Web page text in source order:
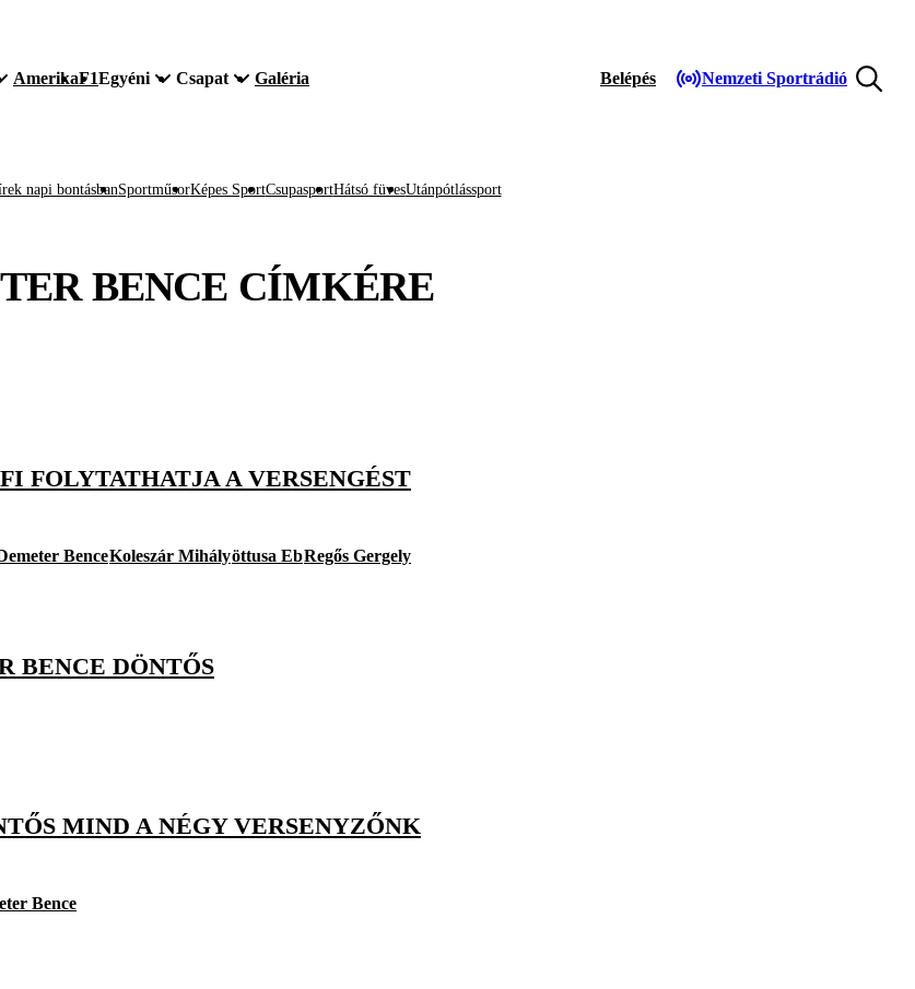
AmerikaF1Egyéni Csapat Galéria Belépés Nemzeti Sportrádió
napi bontásbanSportműsorKépes SportCsupasportHátsó füvesUtánpótlássport
BENCE CÍMKÉRE
FOLYTATHATJA A VERSENGÉST
BenceKoleszár Mihályöttusa EbRegős Gergely
BENCE DÖNTŐS
MIND A NÉGY VERSENYZŐNK
Bence